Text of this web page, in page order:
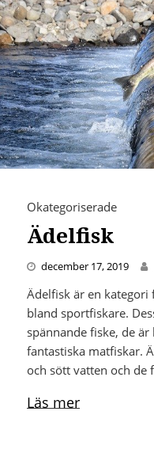
Okategoriserade
Ädelfisk
december 17, 2019
Ädelfisk är en
bland sportfiskare.
spännande fiske, de
fantastiska matfiskar.
och sött vatten och de